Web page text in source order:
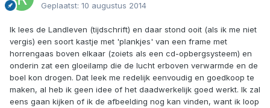
Geplaatst: 10 augustus 2014
Ik lees de Landleven (tijdschrift) en daar stond ooit (als ik me niet
vergis) een soort kastje met 'plankjes' van een frame met
horrengaas boven elkaar (zoiets als een cd-opbergsysteem) en
onderin zat een gloeilamp die de lucht erboven verwarmde en de
boel kon drogen. Dat leek me redelijk eenvoudig en goedkoop te
maken, al heb ik geen idee of het daadwerkelijk goed werkt. Ik zal
eens gaan kijken of ik de afbeelding nog kan vinden, want ik loop